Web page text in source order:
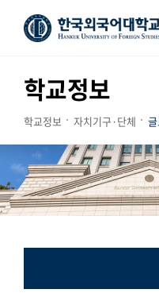
학교정보
학교정보 자치기구·단체